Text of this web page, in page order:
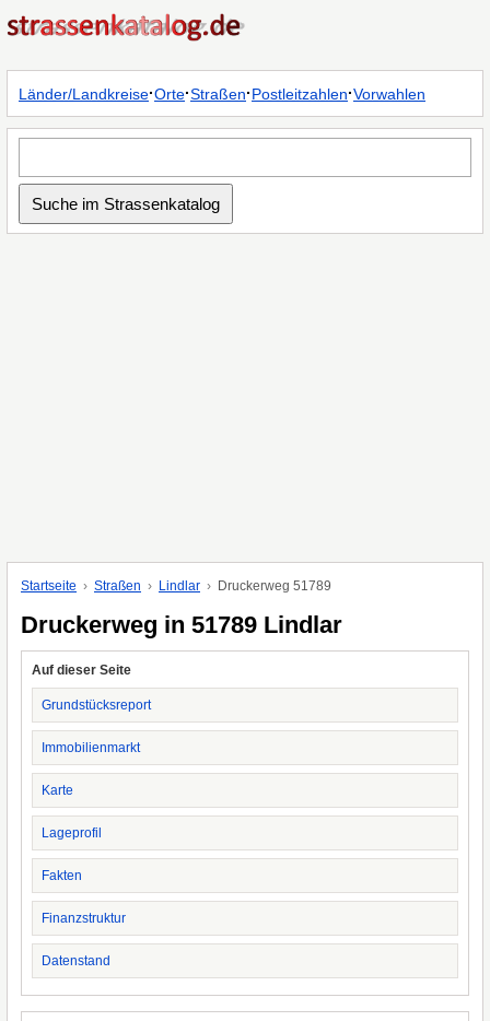
Länder/Landkreise·Orte·Straßen·Postleitzahlen·Vorwahlen
Startseite Straßen Lindlar Druckerweg 51789
Druckerweg in 51789 Lindlar
Auf dieser Seite
Grundstücksreport
Immobilienmarkt
Karte
Lageprofil
Fakten
Finanzstruktur
Datenstand